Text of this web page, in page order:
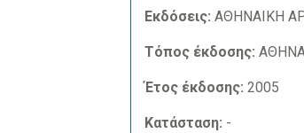
Εκδόσεις: ΑΘΗΝΑΙΚΗ
Τόπος έκδοσης:
Έτος έκδοσης: 2005
Κατάσταση: -